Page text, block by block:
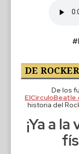
DE
De los
historia del
¡Ya a